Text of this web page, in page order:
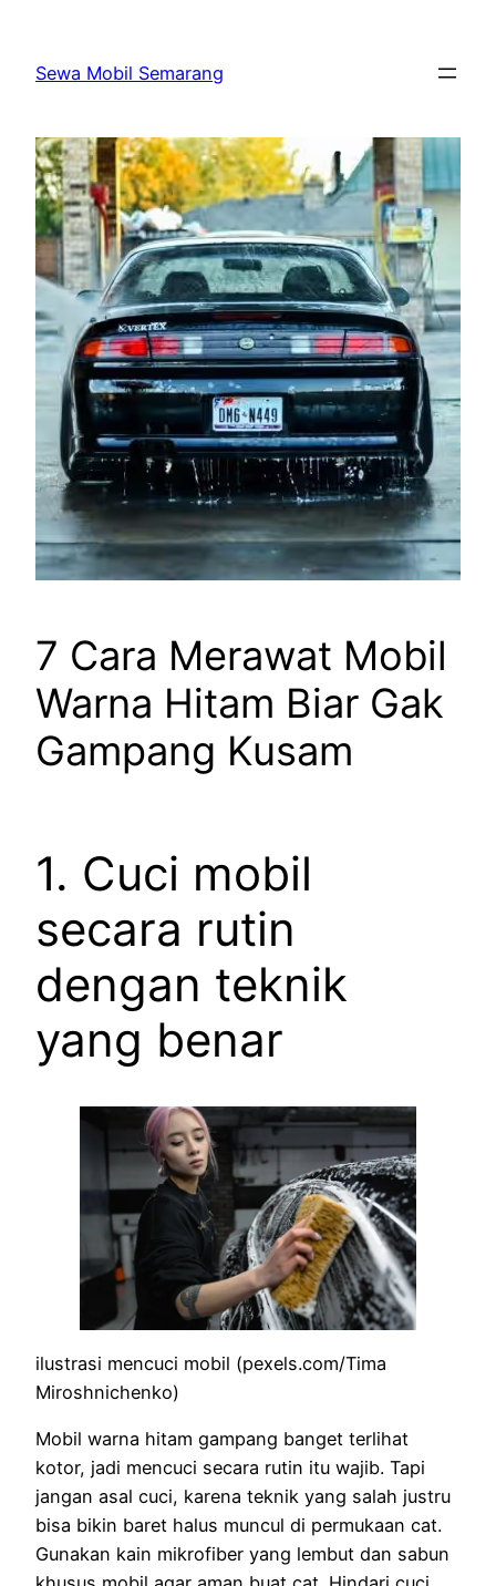
content
Sewa Mobil Semarang
7 Cara Merawat Mobil
Warna Hitam Biar Gak
Gampang Kusam
1. Cuci mobil
secara rutin
dengan teknik
yang benar
ilustrasi mencuci mobil (pexels.com/Tima
Miroshnichenko)
Mobil warna hitam gampang banget terlihat
kotor, jadi mencuci secara rutin itu wajib. Tapi
jangan asal cuci, karena teknik yang salah justru
bisa bikin baret halus muncul di permukaan cat.
Gunakan kain mikrofiber yang lembut dan sabun